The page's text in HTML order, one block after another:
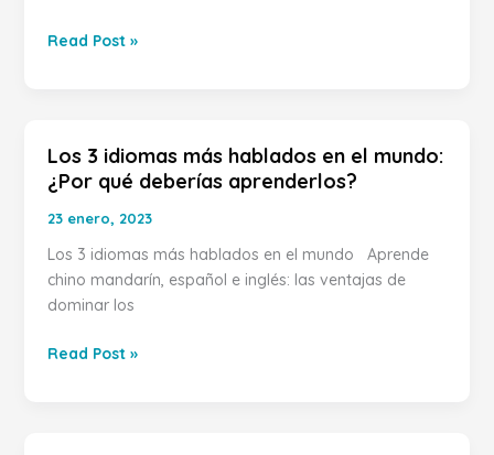
Read Post »
Los 3 idiomas más hablados en el mundo:
¿Por qué deberías aprenderlos?
23 enero, 2023
Los 3 idiomas más hablados en el mundo Aprende
chino mandarín, español e inglés: las ventajas de
dominar los
Los
3
hablados
en
el
¿Por
Read Post »